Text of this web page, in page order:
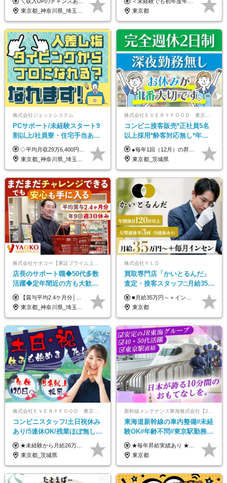
募者全員面接◆賞与年2回
＼収入UPのチャンスあり◎昇給も可能です！／ ◆正社員 月給(地域による）＋グレード手当、深夜手当、残業代（全額支給）等の各種手当＋賞与年2回 ＜東京都／神奈川県（横浜市）＞ 月給21万4000円～27万円 ＜埼玉県／千葉県＞ 月給19万90000円～25万1000円 ＜栃木県／茨城県／山梨県＞ 月給18万4000円～23万6000円 【試用期間】 正社員：3ヵ月 アルバイト：なし ※試用期間と本採用後の給与・待遇に差異はありません ※グレード手当、深夜手当の詳細額は面接にてご案内させていただきます ※正社員は60歳定年のため、60代の方は嘱託社員での採用です。給与条件は嘱託給与となり、退職金と賞与がありません ＼正社員は「グレード認定制」という評価あり！制度勤続年数等に応じて入社時から手当を支給／ ◆グレードI：＋2000円（入社時～） ◆グレードII：＋5000円（在籍1年以上＆当社基準に当てはまる方） ◆グレードIII：＋1万円（社内試験の合格者） ◆アルバイト・パート 東京都:時給1226円 神奈川県:時給1225円 千葉県：時給1140円 埼玉県:時給1141円 栃木県:1068円 茨城県:1074円 山梨県:1052円
東京都_神奈川県_埼玉県_千葉県_茨城県_栃木県_山梨県
UR直取引◆残業月10h
＜未経験でも初年度年収490万円～＞ ◆月給35万円～65万円＋賞与年2回（7月・12月） 【なぜ未経験に35万円を払えるのか】 UR都市機構様・日本郵政様・官公庁との直取引で中間マージンがなく、修繕・緊急対応だけで年4,000～5,000件。仕事が途切れない基盤があるため、調査を担う人材に相応の給与を支払えます。 【昇給について】 年齢や社歴ではなく、成長と貢献に応じて昇給する仕組みです。1回の昇給で年収100万円UPした社員もいます。 ※経験・スキルに応じて加給・優遇いたします ※試用期間3ヶ月（その間の給与・待遇に差異はありません） ※上記月給には、固定残業代（月45時間分／8.8万円～16.5万円）を含みます。超過分は別途全額支給します ※実際の残業は月平均10時間程度です。固定残業代は残業の有無にかかわらず全額支給します 【固定残業代について】 固定残業45時間分（88,000円～165,000円）を含む ※超過分は別途全額支給
東京都
株式会社ジェットシステム
PCサポート/未経験スタート9
割以上/社員寮・住宅手当あり/
正社員デビューOK/20代～30
代活躍中/全国募集
◇平均月収29万6,400円(各種手当含む) ◇住宅手当⇒最大家賃の半額支給 ◇賞与年2回支給 ■月給22万5,000円以上＋地域手当＋時間外手当＋住宅手当＋家族手当 ※経験やスキルに応じて給与を決定します ※試用期間2ヶ月あり（期間内は時給1,060円以上となります） └地域により上がる可能性があり／例：東京都時給1,370円 └その他待遇に差異なし ＜モデル月収例＞ 1年目：296,400円 3年目：320,000円 【固定残業代について】 なし（残業代は、実際の労働時間に応じて別途全額支給）
東京都_神奈川県_埼玉県_千葉県_大阪府_愛知県_北海道_青森県_岩手県_宮城県_秋田県_山形県_福島県_茨城県_群馬県_新潟県_山梨県_長野県_富山県_石川県_静岡県_岐阜県_三重県_兵庫県_京都府_滋賀県_奈良県_和歌山県_広島県_岡山県_鳥取県_島根県_山口県_徳島県_香川県_愛媛県_高知県_福岡県_熊本県_佐賀県_長崎県_大分県_宮崎県_沖縄県
コンビニ接客販売*正社員5名
以上採用*酔客対応無し*年休
120日～*創業59年の安定基盤*
コンビニ経験者優遇
●毎年1回（12月）の昇給で給与にしっかり反映！ ●賞与年2回あり（6月・12月） 月給26万円＋賞与年2回＋交通費全額支給 役職の有無にかかわらず、日々の頑張りは正当に評価します！ リーダー・店長昇格後は等級に合わせて給与UP＋役職手当があるので、 納得感を持って働くことができます◎ ※経験・スキルを考慮の上、決定します ※上記金額には固定残業代（21時間分・3万7300円以上）を含みます。超過分は別途全額支給します ※試用期間3ヶ月間あり（期間中の給与・待遇に差異はありません）
東京都_茨城県
店長のサポート職◆50代多数
活躍◆定年間近の方も大歓
迎！◆出勤はお昼から◆平均
賞与2.4ヶ月分◆残業少なめ
【賞与平均2.4ケ月分│決算賞与も20年以上連続で支給中！】 ＜月収例＞ 月収29万円（地域限定正社員／残業代・各種手当含む） 月収26万円（契約社員／残業代・各種手当含む） ◆月給：月給258,400円～361,500円＋残業代＋各種手当 ※給与は前職での経験、スキルを考慮し、決定します ※残業代は全額支給します ※契約社員としてご入社いただく方は、賞与額に差異あり。詳細は面接でお話しします ※試用期間3ヶ月あり。条件に変更はありません ※契約社員の場合：契約期間12カ月（更新あり） ※60歳未満でご入社いただいた方も、60歳になったタイミングで雇用形態は契約社員に切り替えとなります。
東京都_神奈川県_埼玉県_千葉県_茨城県_栃木県_群馬県
株式会社ＹＬＤ
買取専⾨店「かいとるんだ」
査定・接客スタッフ□⽉給35万
円以上＋毎⽉インセン□年休
120日以上□土日休み
■月給35万円～＋インセンティブ＋各種手当 ※固定残業代（月45時間分87,600円～）を含む。超過した場合は別途残業代を支給いたします ※経験・年齢などを考慮の上、決定します ※試用期間3ヶ月あり（待遇に変動なし）
東京都
株式会社ＥＶＥＲＹＦＯＯＤ 東京本社
コンビニスタッフ/土日祝休み
あり/5連休OK/残業ほぼ無し/
賞与年2回/トイレ掃除・夜勤
無し/面接1回
★未経験から月給26万円スタート！ ★毎年1回（12月）の昇給＋賞与（年2回）で給与にしっかり反映！ 月給26万円＋賞与年2回＋交通費全額支給 ※リーダー・店長昇格後は基本給2万円UP＋役職手当支給 ※経験・スキルを考慮の上、決定します ※上記金額には固定残業代（21時間分・3万7300円以上）を含みます。超過分は別途全額支給します ※試用期間3ヶ月間あり（期間中の給与・待遇に差異はありません）
東京都_茨城県
新幹線メンテナンス東海株式会社【JR東海グループ】
東海道新幹線の車内整備#未経
験OK#年齢不問#東京駅勤務
#59歳まで正社員登用可＆登用
実績多数！
★毎年昇給実績あり ★入社3年で430万円も可(正社員登用された場合) ■入社時月収例：25万2840円(1万2040円×21日)＋賞与支給実績有（年2回・2025年度） 日給1万2040円 ※別途「超過勤務手当、祝繁手当、特殊手当」の支給有 ※試用期間中（2ヶ月）の待遇・雇用形態に差異はございません
東京都